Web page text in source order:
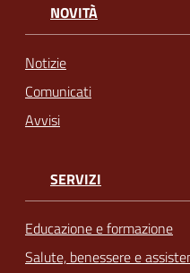
NOVITÀ
Notizie
Comunicati
Avvisi
SERVIZI
Educazione e formazione
Salute, benessere e